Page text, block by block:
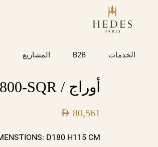
الخدمات B2B المشاريع
أوراج / D1800-SQR
AED 80,561
D180 H115 CM